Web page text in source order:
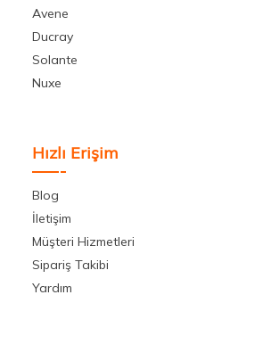
Avene
Ducray
Solante
Nuxe
Hızlı Erişim
Blog
İletişim
Müşteri Hizmetleri
Sipariş Takibi
Yardım